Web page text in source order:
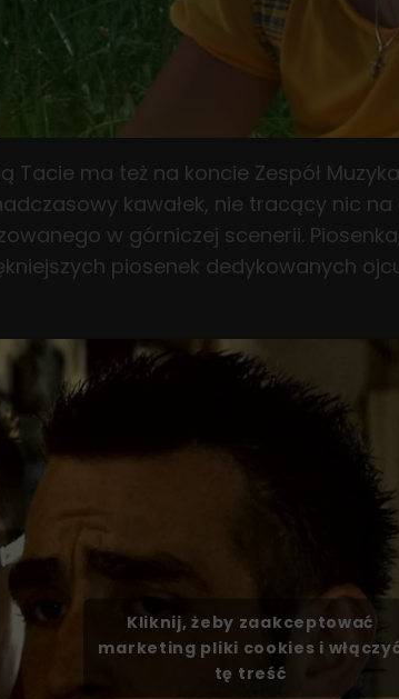
Tacie ma też na koncie Zespół
kawałek, nie tracący nic na
w górniczej scenerii.
piosenek dedykowanych
Kliknij, żeby zaakceptować
marketing pliki cookies i
tę treść